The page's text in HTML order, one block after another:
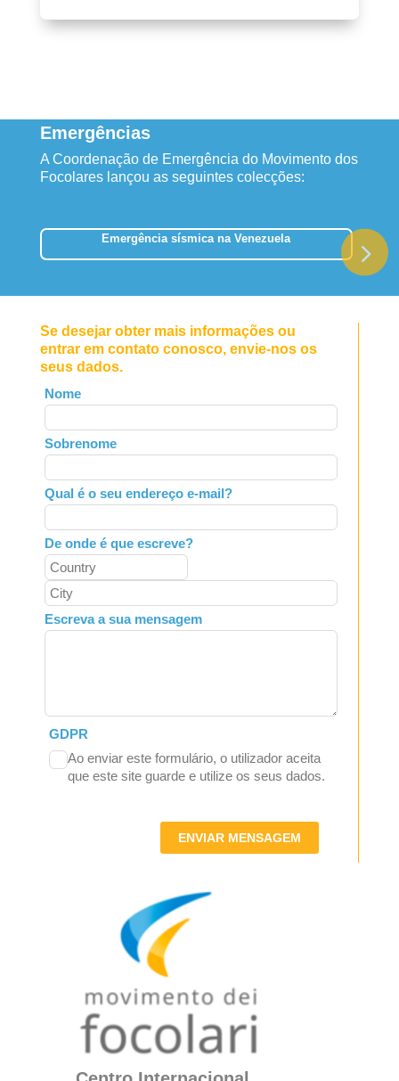
Emergências
A Coordenação de Emergência do Movimento dos
Focolares lançou as seguintes colecções:
Emergência sísmica na Venezuela
Se desejar obter mais informações ou
entrar em contato conosco, envie-nos os
seus dados.
Leave
this
field
blank
Nome
Sobrenome
Qual é o seu endereço e-mail?
De onde é que escreve?
Escreva a sua mensagem
GDPR
Ao enviar este formulário, o utilizador aceita
que este site guarde e utilize os seus dados.
ENVIAR MENSAGEM